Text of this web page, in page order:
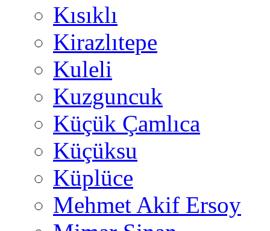
Kısıklı
Kirazlıtepe
Kuleli
Kuzguncuk
Küçük Çamlıca
Küçüksu
Küplüce
Mehmet Akif Ersoy